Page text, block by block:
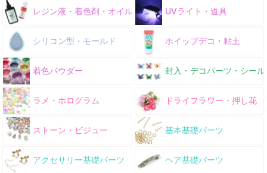
レジン液・着色剤・オイル UVライト・道具
シリコン型・モールド ホイップデコ・粘土
着色パウダー 封入・デコパーツ・シール
ラメ・ホログラム ドライフラワー・押し花
ストーン・ビジュー 基本基礎パーツ
アクセサリー基礎パーツ ヘア基礎パーツ